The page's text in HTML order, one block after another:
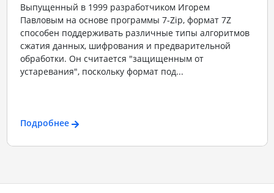
Выпущенный в 1999 разработчиком Игорем
Павловым на основе программы 7-Zip, формат 7Z
способен поддерживать различные типы алгоритмов
сжатия данных, шифрования и предварительной
обработки. Он считается "защищенным от
устаревания", поскольку формат под...
Подробнее